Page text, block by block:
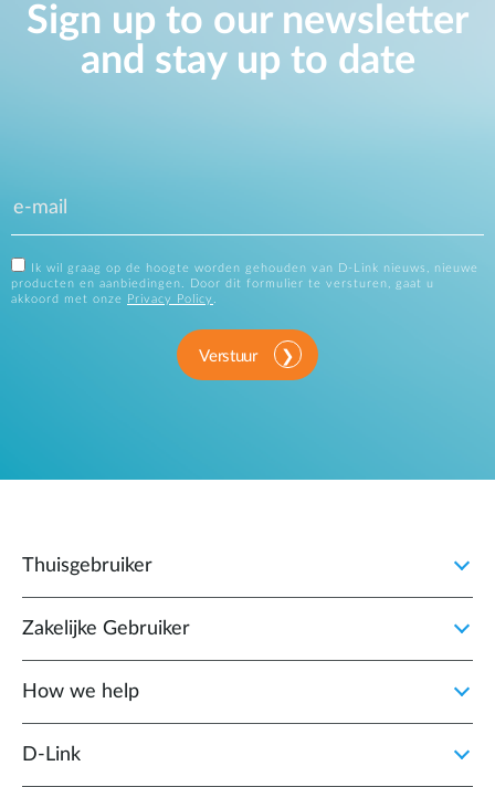
Sign up to our newsletter
and stay up to date
Ik wil graag op de hoogte worden gehouden van D-Link nieuws, nieuwe
producten en aanbiedingen. Door dit formulier te versturen, gaat u
akkoord met onze
Privacy Policy .
Verstuur
Thuisgebruiker
Zakelijke Gebruiker
How we help
D‑Link